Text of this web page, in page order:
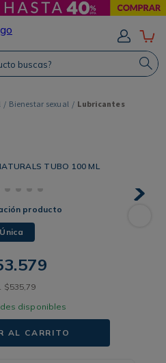
Bienestar sexual Lubricantes
TUBO 100 ML
producto
Única
.579
$535 ,79
disponibles
AL CARRITO